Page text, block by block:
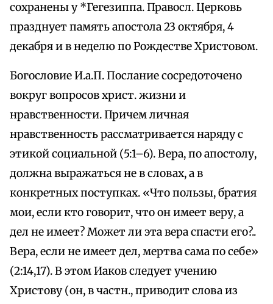
сохранены у *Гегезиппа. Правосл. Церковь
празднует память апостола 23 октября, 4
декабря и в неделю по Рождестве Христовом.
Богословие И.а.П. Послание сосредоточено
вокруг вопросов христ. жизни и
нравственности. Причем личная
нравственность рассматривается наряду с
этикой социальной (5:1–6). Вера, по апостолу,
должна выражаться не в словах, а в
конкретных поступках. «Что пользы, братия
мои, если кто говорит, что он имеет веру, а
дел не имеет? Может ли эта вера спасти его?..
Вера, если не имеет дел, мертва сама по себе»
(2:14,17). В этом Иаков следует учению
Христову (он, в частн., приводит слова из